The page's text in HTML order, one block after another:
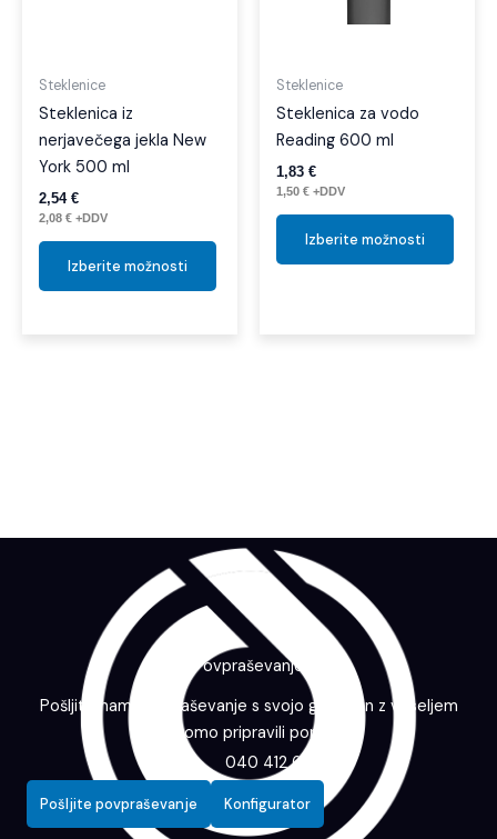
Steklenice
Steklenica iz
nerjavečega jekla New
York 500 ml
2,54 €
2,08 € +DDV
Izberite možnosti
izbereteSteklenice
Steklenica za vodo
Reading 600 ml
1,83 €
1,50 € +DDV
Izberite možnosti
Povpraševanje
Pošljite nam povpraševanje s svojo grafiko in z veseljem
vam bomo pripravili ponudbo.
040 412 643
Pošljite povpraševanje Konfigurator